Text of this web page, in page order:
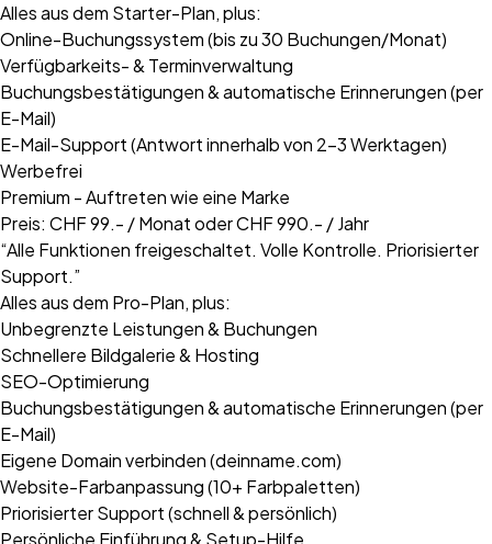
Alles aus dem Starter-Plan, plus:
Online-Buchungssystem (bis zu 30 Buchungen/Monat)
Verfügbarkeits- & Terminverwaltung
Buchungsbestätigungen & automatische Erinnerungen (per
E-Mail)
E-Mail-Support (Antwort innerhalb von 2–3 Werktagen)
Werbefrei
Premium - Auftreten wie eine Marke
Preis: CHF 99.- / Monat oder CHF 990.- / Jahr
“Alle Funktionen freigeschaltet. Volle Kontrolle. Priorisierter
Support.”
Alles aus dem Pro-Plan, plus:
Unbegrenzte Leistungen & Buchungen
Schnellere Bildgalerie & Hosting
SEO-Optimierung
Buchungsbestätigungen & automatische Erinnerungen (per
E-Mail)
Eigene Domain verbinden (deinname.com)
Website-Farbanpassung (10+ Farbpaletten)
Priorisierter Support (schnell & persönlich)